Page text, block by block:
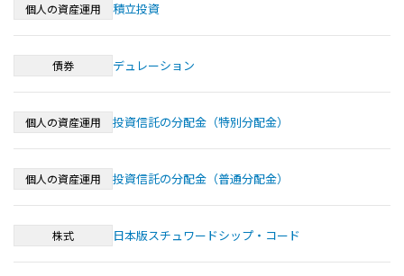
個人の資産運用 積立投資
債券 デュレーション
個人の資産運用 投資信託の分配金（特別分配金）
個人の資産運用 投資信託の分配金（普通分配金）
株式 日本版スチュワードシップ・コード